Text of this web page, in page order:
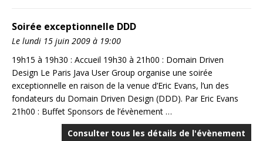
Soirée exceptionnelle DDD
Le lundi 15 juin 2009 à 19:00
19h15 à 19h30 : Accueil 19h30 à 21h00 : Domain Driven
Design Le Paris Java User Group organise une soirée
exceptionnelle en raison de la venue d’Eric Evans, l’un des
fondateurs du Domain Driven Design (DDD). Par Eric Evans
21h00 : Buffet Sponsors de l’évènement …
Consulter tous les détails de l'évènement